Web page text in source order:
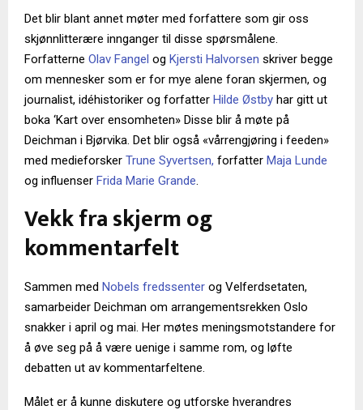
Det blir blant annet møter med forfattere som gir oss
skjønnlitterære innganger til disse spørsmålene.
Forfatterne Olav Fangel og Kjersti Halvorsen skriver begge
om mennesker som er for mye alene foran skjermen, og
journalist, idéhistoriker og forfatter Hilde Østby har gitt ut
boka ‘Kart over ensomheten» Disse blir å møte på
Deichman i Bjørvika. Det blir også «vårrengjøring i feeden»
med medieforsker Trune Syvertsen, forfatter Maja Lunde
og influenser Frida Marie Grande.
Vekk fra skjerm og
kommentarfelt
Sammen med Nobels fredssenter og Velferdsetaten,
samarbeider Deichman om arrangementsrekken Oslo
snakker i april og mai. Her møtes meningsmotstandere for
å øve seg på å være uenige i samme rom, og løfte
debatten ut av kommentarfeltene.
Målet er å kunne diskutere og utforske hverandres